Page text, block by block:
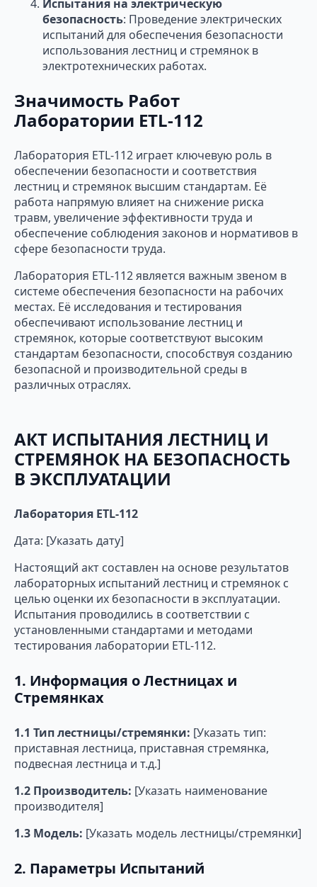
Испытания на электрическую
безопасность: Проведение электрических
испытаний для обеспечения безопасности
использования лестниц и стремянок в
электротехнических работах.
Значимость Работ
Лаборатории ETL-112
Лаборатория ETL-112 играет ключевую роль в
обеспечении безопасности и соответствия
лестниц и стремянок высшим стандартам. Её
работа напрямую влияет на снижение риска
травм, увеличение эффективности труда и
обеспечение соблюдения законов и нормативов в
сфере безопасности труда.
Лаборатория ETL-112 является важным звеном в
системе обеспечения безопасности на рабочих
местах. Её исследования и тестирования
обеспечивают использование лестниц и
стремянок, которые соответствуют высоким
стандартам безопасности, способствуя созданию
безопасной и производительной среды в
различных отраслях.
АКТ ИСПЫТАНИЯ ЛЕСТНИЦ И
СТРЕМЯНОК НА БЕЗОПАСНОСТЬ
В ЭКСПЛУАТАЦИИ
Лаборатория ETL-112
Дата: [Указать дату]
Настоящий акт составлен на основе результатов
лабораторных испытаний лестниц и стремянок с
целью оценки их безопасности в эксплуатации.
Испытания проводились в соответствии с
установленными стандартами и методами
тестирования лаборатории ETL-112.
1. Информация о Лестницах и
Стремянках
1.1 Тип лестницы/стремянки: [Указать тип:
приставная лестница, приставная стремянка,
подвесная лестница и т.д.]
1.2 Производитель: [Указать наименование
производителя]
1.3 Модель: [Указать модель лестницы/стремянки]
2. Параметры Испытаний